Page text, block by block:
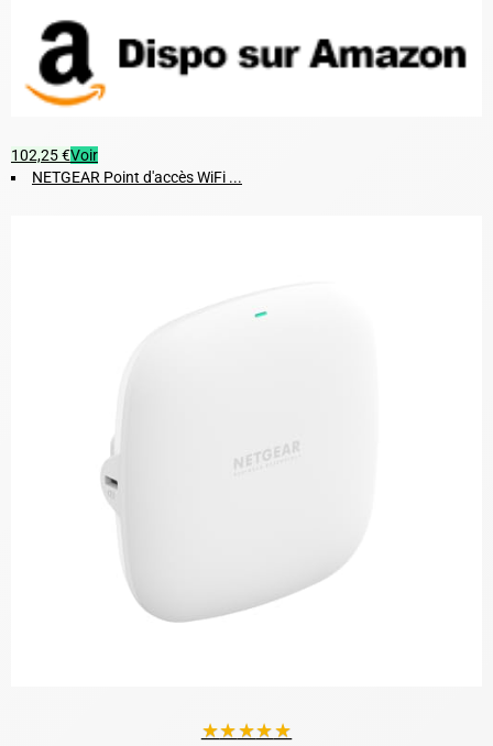
102,25 €Voir
NETGEAR Point d'accès WiFi ...
★★★★★